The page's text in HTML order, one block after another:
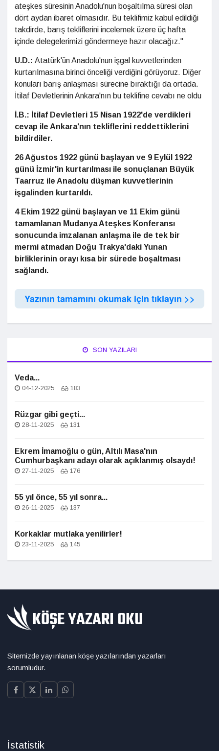
ateşkes süresinin Anadolu'nun boşaltılma süresi olan
dört aydan ibaret olmasıdır. Bu teklifimiz kabul edildiği
takdirde, barış tekliflerini incelemek üzere üç hafta
içinde delegelerimizi göndermeye hazır olacağız."
U.D.: Atatürk'ün Anadolu'nun işgal kuvvetlerinden
kurtarılmasına birinci önceliği verdiğini görüyoruz. Diğer
konuları barış anlaşması sürecine bıraktığı da ortada.
İtilaf Devletlerinin Ankara'nın bu teklifine cevabı ne oldu
İ.B.: İtilaf Devletleri 15 Nisan 1922'de verdikleri
cevap ile Ankara'nın tekliflerini reddettiklerini
bildirdiler.
26 Ağustos 1922 günü başlayan ve 9 Eylül 1922
günü İzmir'in kurtarılması ile sonuçlanan Büyük
Taarruz ile Anadolu düşman kuvvetlerinin
işgalinden kurtarıldı.
4 Ekim 1922 günü başlayan ve 11 Ekim günü
tamamlanan Mudanya Ateşkes Konferansı
sonucunda imzalanan anlaşma ile de tek bir
mermi atmadan Doğu Trakya'daki Yunan
birliklerinin orayı kısa bir sürede boşaltması
sağlandı.
Yazının tamamını okumak için tıklayın >>
SON YAZILARI
Veda...
04-12-2025 183
Rüzgar gibi geçti...
28-11-2025 131
Ekrem İmamoğlu o gün, Altılı Masa'nın
Cumhurbaşkanı adayı olarak açıklanmış olsaydı!
27-11-2025 176
55 yıl önce, 55 yıl sonra...
26-11-2025 137
Korkaklar mutlaka yenilirler!
23-11-2025 145
Sitemizde yayınlanan köşe yazılarından yazarları
sorumludur.
İstatistik